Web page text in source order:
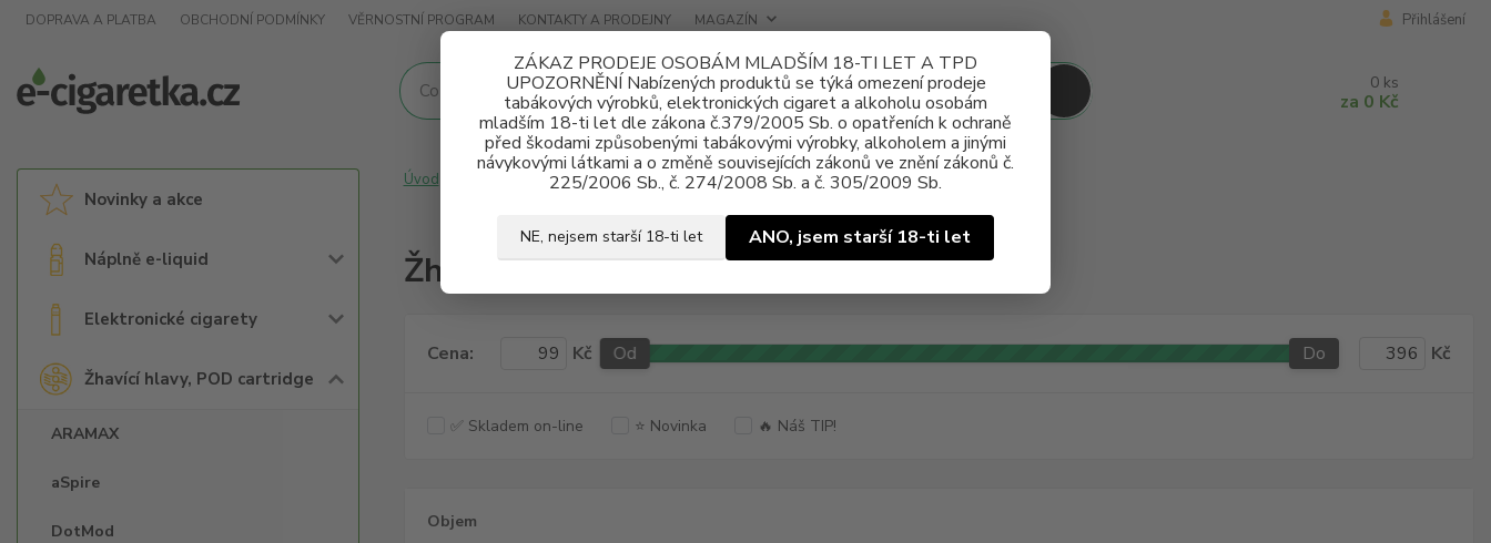
ZÁKAZ PRODEJE OSOBÁM MLADŠÍM 18-TI LET A TPD
UPOZORNĚNÍ Nabízených produktů se týká omezení prodeje
tabákových výrobků, elektronických cigaret a alkoholu osobám
mladším 18-ti let dle zákona č.379/2005 Sb. o opatřeních k ochraně
před škodami způsobenými tabákovými výrobky, alkoholem a jinými
návykovými látkami a o změně souvisejících zákonů ve znění zákonů č.
225/2006 Sb., č. 274/2008 Sb. a č. 305/2009 Sb.
NE, nejsem starší 18-ti let ANO, jsem starší 18-ti let
DOPRAVA A PLATBA OBCHODNÍ PODMÍNKY VĚRNOSTNÍ PROGRAM KONTAKTY A PRODEJNY MAGAZÍN Přihlášení
0 ks
za 0 Kč
Novinky a akce
Náplně e-liquid
Elektronické cigarety
Žhavící hlavy, POD cartridge
ARAMAX
aSpire
DotMod
Úvod Žhavící hlavy, POD cartridge Vaporesso
Žhavící hlavy Vaporesso
Cena: Kč Od Do Kč
✅ Skladem on-line ⭐ Novinka 🔥 Náš TIP!
Objem